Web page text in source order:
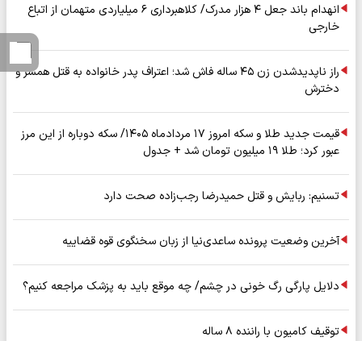
انهدام باند جعل ۴ هزار مدرک/ کلاهبرداری ۶ میلیاردی متهمان از اتباع
خارجی
راز ناپدیدشدن زن ۴۵ ساله فاش شد؛ اعتراف پدر خانواده به قتل همسر و
دخترش
قیمت جدید طلا و سکه امروز ۱۷ مردادماه ۱۴۰۵/ سکه دوباره از این مرز
عبور کرد؛ طلا ۱۹ میلیون تومان شد + جدول
تسنیم: ربایش و قتل حمیدرضا رجب‌زاده صحت دارد
آخرین وضعیت پرونده ساعدی‌نیا از زبان سخنگوی قوه قضاییه
دلایل پارگی رگ خونی در چشم/ چه موقع باید به پزشک مراجعه کنیم؟
توقیف کامیون با راننده ۸ ساله